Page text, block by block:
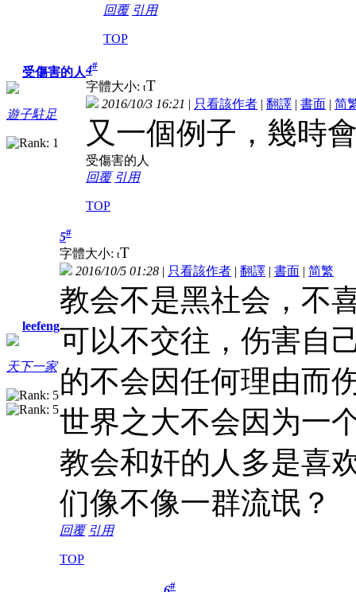
回覆 引用
TOP
受傷害的人
遊子駐足
4#
字體大小: tT
2016/10/3 16:21 | 只看該作者 | 翻譯 | 書面 | 简
又一個例子，幾時
受傷害的人
回覆 引用
TOP
leefeng
天下一家
5#
字體大小: tT
2016/10/5 01:28 | 只看該作者 | 翻譯 | 書面 | 简繁
教会不是黑社会，不
可以不交往，伤害自
的不会因任何理由而
世界之大不会因为一
教会和奸的人多是喜
们像不像一群流氓？
回覆 引用
TOP
#